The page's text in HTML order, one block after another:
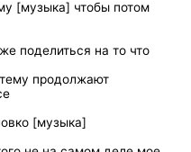
[музыка] чтобы потом
поделиться на то что
продолжают
[музыка]